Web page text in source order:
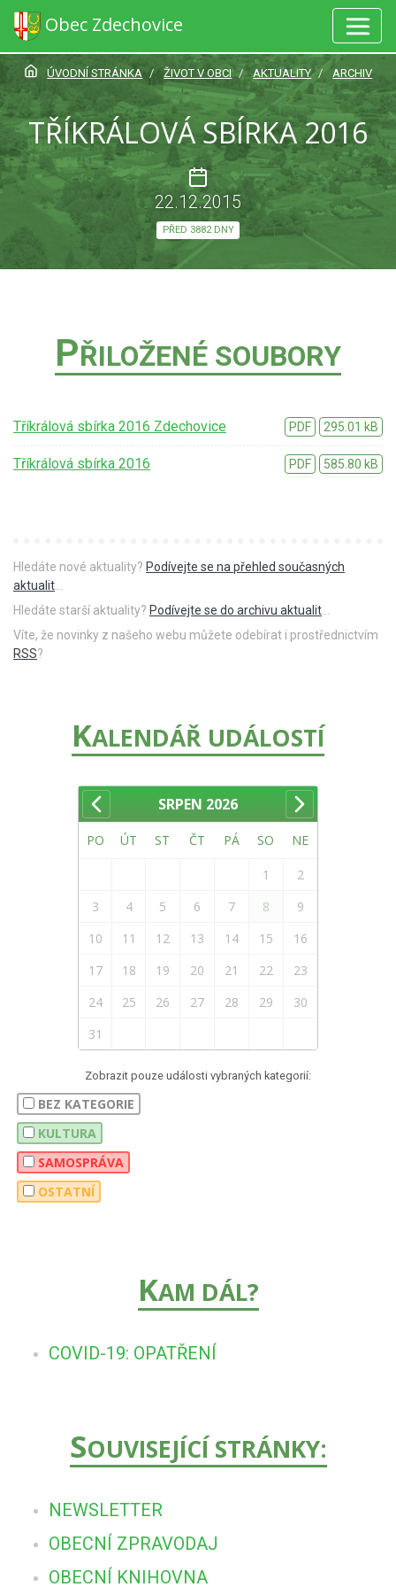
Obec Zdechovice
ÚVODNÍ STRÁNKA ŽIVOT V OBCI AKTUALITY ARCHIV
TŘÍKRÁLOVÁ SBÍRKA 2016
22.12.2015
PŘED 3882 DNY
PŘILOŽENÉ SOUBORY
Tříkrálová sbírka 2016 Zdechovice PDF 295.01 kB
Tříkrálová sbírka 2016 PDF 585.80 kB
Hledáte nové aktuality? Podívejte se na přehled současných
aktualit
Hledáte starší aktuality? Podívejte se do archivu aktualit
Víte, že novinky z našeho webu můžete odebírat i prostřednictvím
RSS?
KALENDÁŘ UDÁLOSTÍ
SRPEN 2026
PO ÚT ST ČT PÁ SO NE
1
2
3
4 5 6 7 8
9
10
11 12 13 14 15
16
17
18 19 20 21 22
23
24
25 26 27 28 29
30
31
Zobrazit pouze události vybraných kategorií:
BEZ KATEGORIE
KULTURA
SAMOSPRÁVA
OSTATNÍ
KAM DÁL?
COVID-19: OPATŘENÍ
SOUVISEJÍCÍ STRÁNKY:
NEWSLETTER
OBECNÍ ZPRAVODAJ
OBECNÍ KNIHOVNA